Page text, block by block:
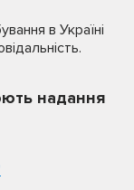
в Україні
надання